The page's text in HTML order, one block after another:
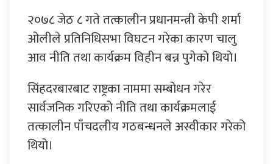
२०७८ जेठ ८ गते तत्कालीन प्रधानमन्त्री केपी शर्मा
ओलीले प्रतिनिधिसभा विघटन गरेका कारण चालु
आव नीति तथा कार्यक्रम विहीन बन्न पुगेको थियो।
सिंहदरबारबाट राष्ट्रका नाममा सम्बोधन गरेर
सार्वजनिक गरिएको नीति तथा कार्यक्रमलाई
तत्कालीन पाँचदलीय गठबन्धनले अस्वीकार गरेको
थियो।